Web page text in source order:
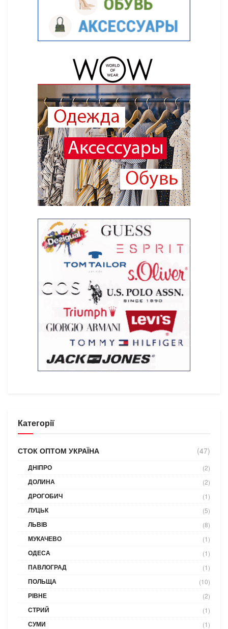
Категорії
СТОК ОПТОМ УКРАЇНА (47)
ДНІПРО (2)
ДОЛИНА (2)
ДРОГОБИЧ (1)
ЛУЦЬК (5)
ЛЬВІВ (8)
МУКАЧЕВО (1)
ОДЕСА (1)
ПАВЛОГРАД (1)
ПОЛЬЩА (10)
РІВНЕ (2)
СТРИЙ (1)
СУМИ (1)